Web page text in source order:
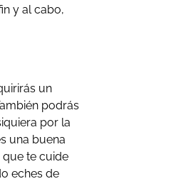
y al cabo,
un
podrás
por la
una buena
que te cuide
eches de